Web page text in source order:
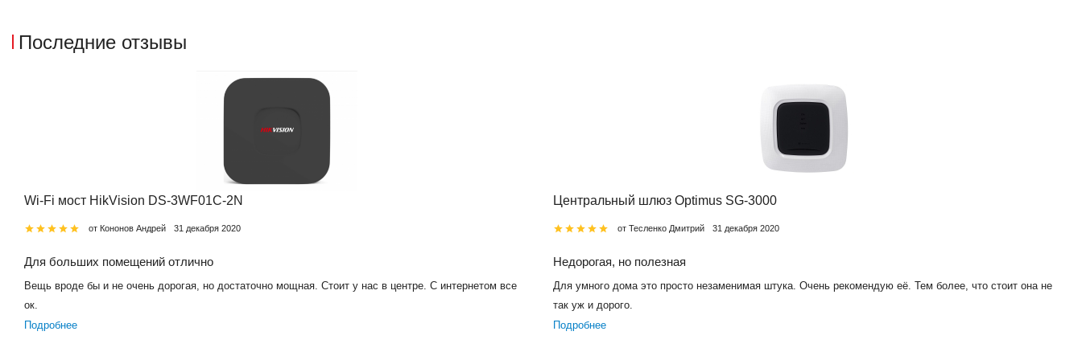
Последние отзывы
Wi-Fi мост HikVision DS-3WF01C-2N
от Кононов Андрей 31 декабря 2020
Для больших помещений отлично
Вещь вроде бы и не очень дорогая, но достаточно мощная. Стоит у нас в центре. С интернетом все
ок.
Подробнее
Центральный шлюз Optimus SG-3000
от Тесленко Дмитрий 31 декабря 2020
Недорогая, но полезная
Для умного дома это просто незаменимая штука. Очень рекомендую её. Тем более, что стоит она не
так уж и дорого.
Подробнее